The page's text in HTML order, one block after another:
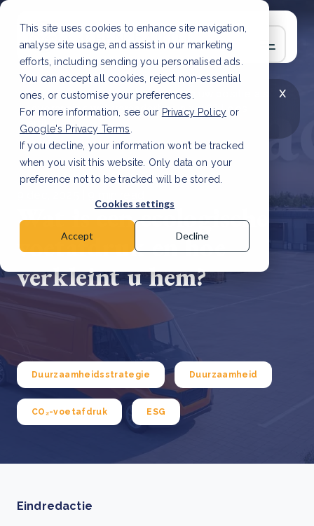
This site uses cookies to enhance site navigation,
analyse site usage, and assist in our marketing
efforts, including sending you personalised ads.
You can accept all cookies, reject non-essential
ones, or customise your preferences.
For more information, see our Privacy Policy or
Google's Privacy Terms
If you decline, your information won’t be tracked
when you visit this website. Only data on your
preference not to be tracked will be stored.
Cookies settings
Accept Decline
x
LAATSTE ARTIKEL
CSRD en uw positie als
leverancier: wat verandert er in 2026?Lees
artikel
Wat is een ecologische
voetafdruk en hoe
verkleint u hem?
Duurzaamheidsstrategie Duurzaamheid
CO₂-voetafdruk ESG
Eindredactie